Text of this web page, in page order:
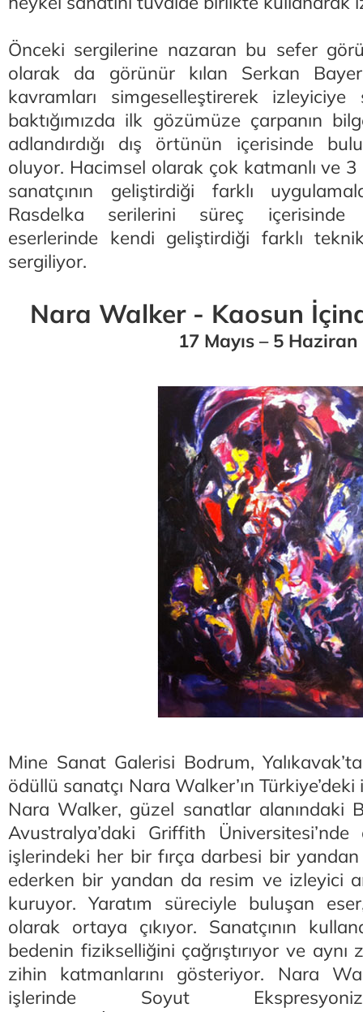
Önceki sergilerine nazaran bu sefer
olarak da görünür kılan Serkan
kavramları simgeselleştirerek izleyiciye
baktığımızda ilk gözümüze çarpanın
adlandırdığı dış örtünün içerisinde
oluyor. Hacimsel olarak çok katmanlı ve
sanatçının geliştirdiği farklı
Rasdelka serilerini süreç içerisinde
eserlerinde kendi geliştirdiği farklı teknik
sergiliyor.
Nara Walker - Kaosun
17 Mayıs – 5 Haziran
Mine Sanat Galerisi Bodrum,
ödüllü sanatçı Nara Walker’ın
Nara Walker, güzel sanatlar alanındaki
Avustralya’daki Griffith Üniversitesi’nde
işlerindeki her bir fırça darbesi bir
ederken bir yandan da resim ve izleyici
kuruyor. Yaratım süreciyle buluşan
olarak ortaya çıkıyor. Sanatçının
bedenin fizikselliğini çağrıştırıyor ve
zihin katmanlarını gösteriyor. Nara
işlerinde Soyut